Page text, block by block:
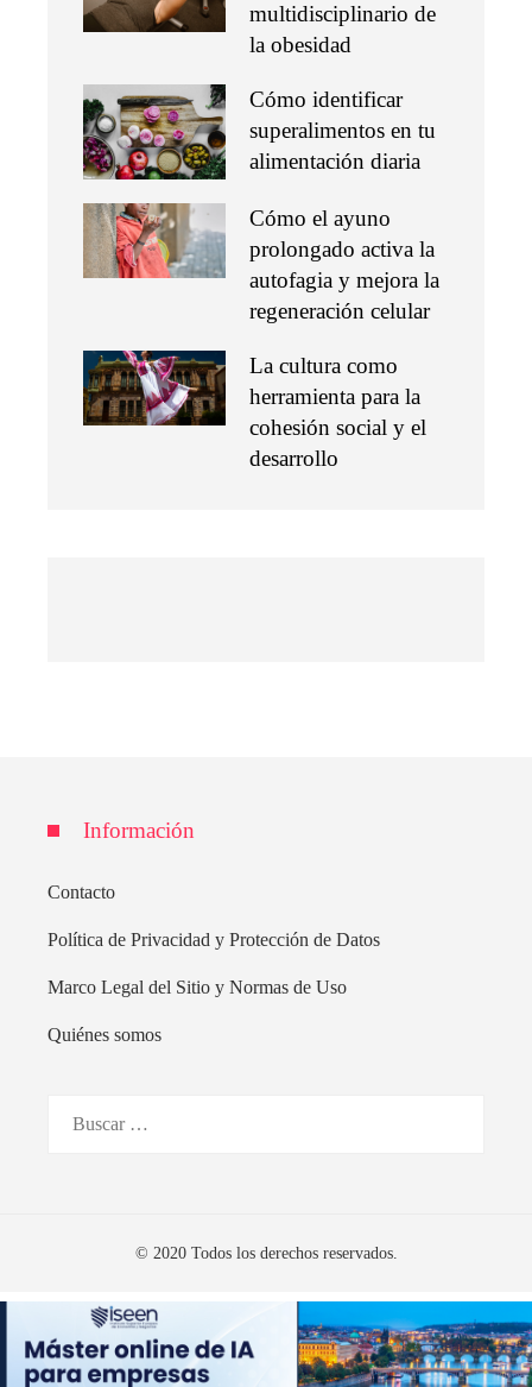
multidisciplinario de
la obesidad
Cómo identificar
superalimentos en tu
alimentación diaria
Cómo el ayuno
prolongado activa la
autofagia y mejora la
regeneración celular
La cultura como
herramienta para la
cohesión social y el
desarrollo
Información
Contacto
Política de Privacidad y Protección de Datos
Marco Legal del Sitio y Normas de Uso
Quiénes somos
© 2020 Todos los derechos reservados.